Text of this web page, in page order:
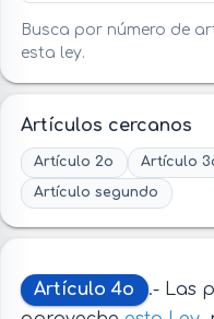
Busca por número de
esta ley.
Artículos cercanos
Artículo 2o Artículo
Artículo segundo
Artículo 4o
.- Las